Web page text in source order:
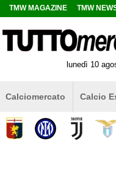
TMW MAGAZINE TMW
lunedì 10
Calciomercato Calcio